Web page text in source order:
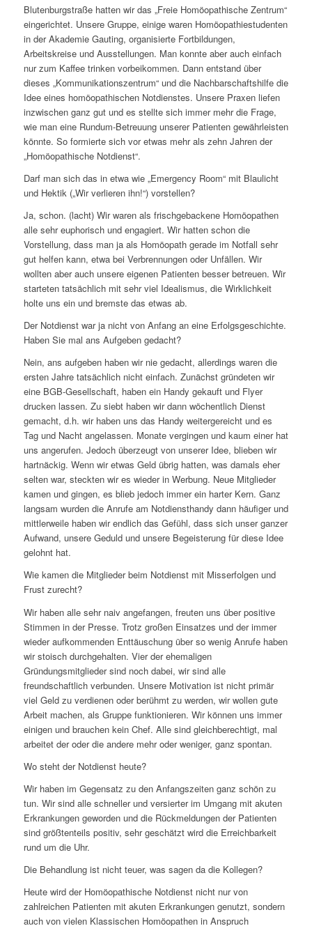
Blutenburgstraße hatten wir das „Freie Homöopathische Zentrum“
eingerichtet. Unsere Gruppe, einige waren Homöopathiestudenten
in der Akademie Gauting, organisierte Fortbildungen,
Arbeitskreise und Ausstellungen. Man konnte aber auch einfach
nur zum Kaffee trinken vorbeikommen. Dann entstand über
dieses „Kommunikationszentrum“ und die Nachbarschaftshilfe die
Idee eines homöopathischen Notdienstes. Unsere Praxen liefen
inzwischen ganz gut und es stellte sich immer mehr die Frage,
wie man eine Rundum-Betreuung unserer Patienten gewährleisten
könnte. So formierte sich vor etwas mehr als zehn Jahren der
„Homöopathische Notdienst“.
Darf man sich das in etwa wie „Emergency Room“ mit Blaulicht
und Hektik („Wir verlieren ihn!“) vorstellen?
Ja, schon. (lacht) Wir waren als frischgebackene Homöopathen
alle sehr euphorisch und engagiert. Wir hatten schon die
Vorstellung, dass man ja als Homöopath gerade im Notfall sehr
gut helfen kann, etwa bei Verbrennungen oder Unfällen. Wir
wollten aber auch unsere eigenen Patienten besser betreuen. Wir
starteten tatsächlich mit sehr viel Idealismus, die Wirklichkeit
holte uns ein und bremste das etwas ab.
Der Notdienst war ja nicht von Anfang an eine Erfolgsgeschichte.
Haben Sie mal ans Aufgeben gedacht?
Nein, ans aufgeben haben wir nie gedacht, allerdings waren die
ersten Jahre tatsächlich nicht einfach. Zunächst gründeten wir
eine BGB-Gesellschaft, haben ein Handy gekauft und Flyer
drucken lassen. Zu siebt haben wir dann wöchentlich Dienst
gemacht, d.h. wir haben uns das Handy weitergereicht und es
Tag und Nacht angelassen. Monate vergingen und kaum einer hat
uns angerufen. Jedoch überzeugt von unserer Idee, blieben wir
hartnäckig. Wenn wir etwas Geld übrig hatten, was damals eher
selten war, steckten wir es wieder in Werbung. Neue Mitglieder
kamen und gingen, es blieb jedoch immer ein harter Kern. Ganz
langsam wurden die Anrufe am Notdiensthandy dann häufiger und
mittlerweile haben wir endlich das Gefühl, dass sich unser ganzer
Aufwand, unsere Geduld und unsere Begeisterung für diese Idee
gelohnt hat.
Wie kamen die Mitglieder beim Notdienst mit Misserfolgen und
Frust zurecht?
Wir haben alle sehr naiv angefangen, freuten uns über positive
Stimmen in der Presse. Trotz großen Einsatzes und der immer
wieder aufkommenden Enttäuschung über so wenig Anrufe haben
wir stoisch durchgehalten. Vier der ehemaligen
Gründungsmitglieder sind noch dabei, wir sind alle
freundschaftlich verbunden. Unsere Motivation ist nicht primär
viel Geld zu verdienen oder berühmt zu werden, wir wollen gute
Arbeit machen, als Gruppe funktionieren. Wir können uns immer
einigen und brauchen kein Chef. Alle sind gleichberechtigt, mal
arbeitet der oder die andere mehr oder weniger, ganz spontan.
Wo steht der Notdienst heute?
Wir haben im Gegensatz zu den Anfangszeiten ganz schön zu
tun. Wir sind alle schneller und versierter im Umgang mit akuten
Erkrankungen geworden und die Rückmeldungen der Patienten
sind größtenteils positiv, sehr geschätzt wird die Erreichbarkeit
rund um die Uhr.
Die Behandlung ist nicht teuer, was sagen da die Kollegen?
Heute wird der Homöopathische Notdienst nicht nur von
zahlreichen Patienten mit akuten Erkrankungen genutzt, sondern
auch von vielen Klassischen Homöopathen in Anspruch